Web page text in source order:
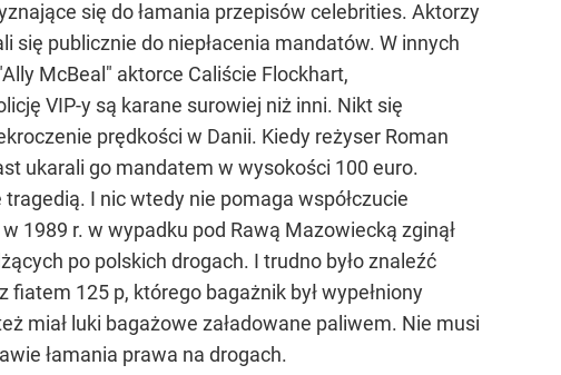
się do łamania przepisów celebrities. Aktorzy
się publicznie do niepłacenia mandatów. W innych
McBeal" aktorce Caliście Flockhart,
VIP-y są karane surowiej niż inni. Nikt się
prędkości w Danii. Kiedy reżyser Roman
ukarali go mandatem w wysokości 100 euro.
I nic wtedy nie pomaga współczucie
1989 r. w wypadku pod Rawą Mazowiecką zginął
po polskich drogach. I trudno było znaleźć
125 p, którego bagażnik był wypełniony
miał luki bagażowe załadowane paliwem. Nie musi
łamania prawa na drogach.